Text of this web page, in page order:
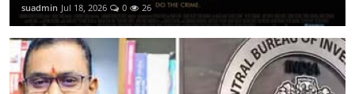
suadmin Jul 18, 2026 0 26